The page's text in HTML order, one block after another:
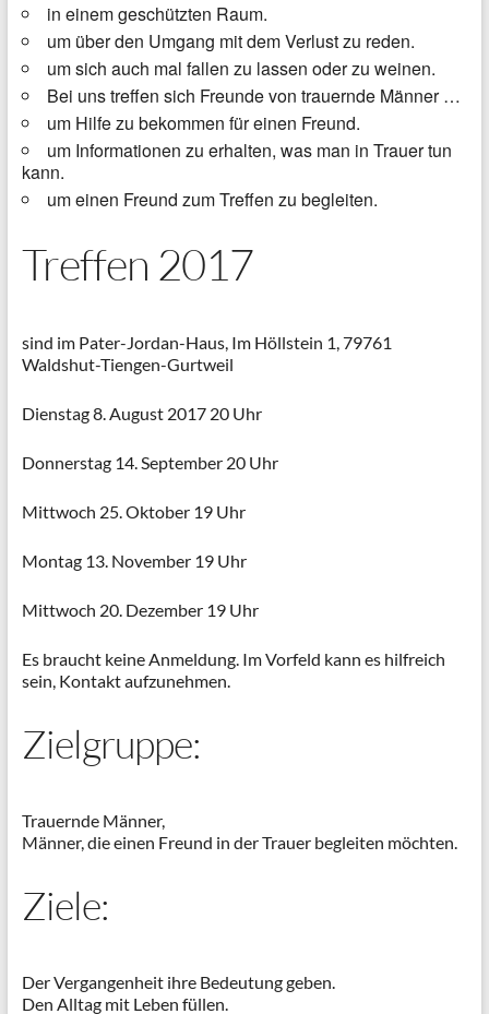
in einem geschützten Raum.
um über den Umgang mit dem Verlust zu reden.
um sich auch mal fallen zu lassen oder zu weinen.
Bei uns treffen sich Freunde von trauernde Männer …
um Hilfe zu bekommen für einen Freund.
um Informationen zu erhalten, was man in Trauer tun
kann.
um einen Freund zum Treffen zu begleiten.
Treffen 2017
sind im Pater-Jordan-Haus, Im Höllstein 1, 79761
Waldshut-Tiengen-Gurtweil
Dienstag 8. August 2017 20 Uhr
Donnerstag 14. September 20 Uhr
Mittwoch 25. Oktober 19 Uhr
Montag 13. November 19 Uhr
Mittwoch 20. Dezember 19 Uhr
Es braucht keine Anmeldung. Im Vorfeld kann es hilfreich
sein, Kontakt aufzunehmen.
Zielgruppe:
Trauernde Männer,
Männer, die einen Freund in der Trauer begleiten möchten.
Ziele:
Der Vergangenheit ihre Bedeutung geben.
Den Alltag mit Leben füllen.